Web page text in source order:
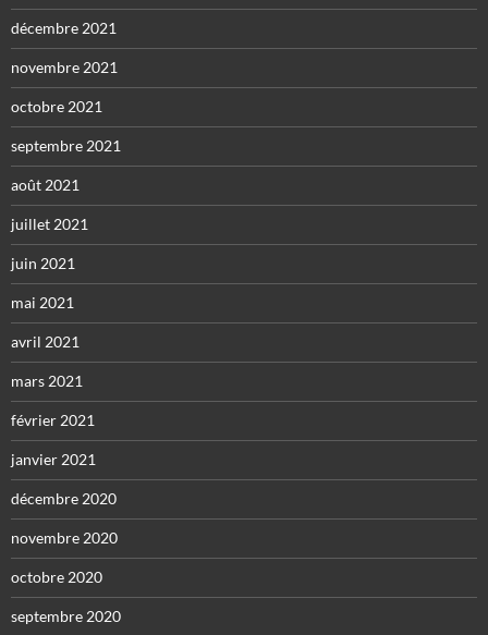
décembre 2021
novembre 2021
octobre 2021
septembre 2021
août 2021
juillet 2021
juin 2021
mai 2021
avril 2021
mars 2021
février 2021
janvier 2021
décembre 2020
novembre 2020
octobre 2020
septembre 2020